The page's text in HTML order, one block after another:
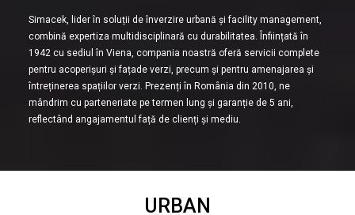
Simacek, lider în soluții de înverzire urbană și facility management,
combină expertiza multidisciplinară cu durabilitatea. Înființată în
1942 cu sediul în Viena, compania noastră oferă servicii complete
pentru acoperișuri și fațade verzi, precum și pentru amenajarea și
întreținerea spațiilor verzi. Prezenți în România din 2010, ne
mândrim cu parteneriate pe termen lung și garanție de 5 ani,
reflectând angajamentul față de clienți și mediu.
URBAN